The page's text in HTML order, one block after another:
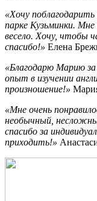
«Хочу
парке Кузьминки.
весело. Хочу, чтобы
спасибо!» Елена
«Благодарю Марию
опыт в изучении
произношение!»
«Мне очень
необычный,
спасибо за
приходить!»